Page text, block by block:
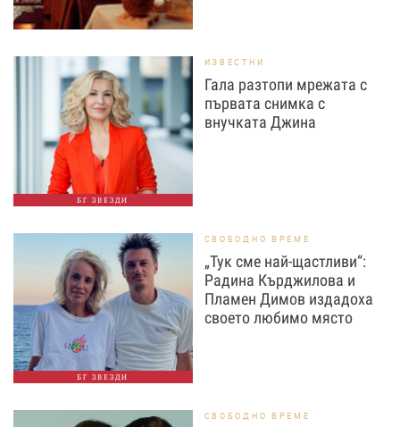
БГ ЗВЕЗДИ
ИЗВЕСТНИ
Гала разтопи мрежата с
първата снимка с
внучката Джина
БГ ЗВЕЗДИ
СВОБОДНО ВРЕМЕ
„Тук сме най-щастливи“:
Радина Кърджилова и
Пламен Димов издадоха
своето любимо място
СВОБОДНО ВРЕМЕ